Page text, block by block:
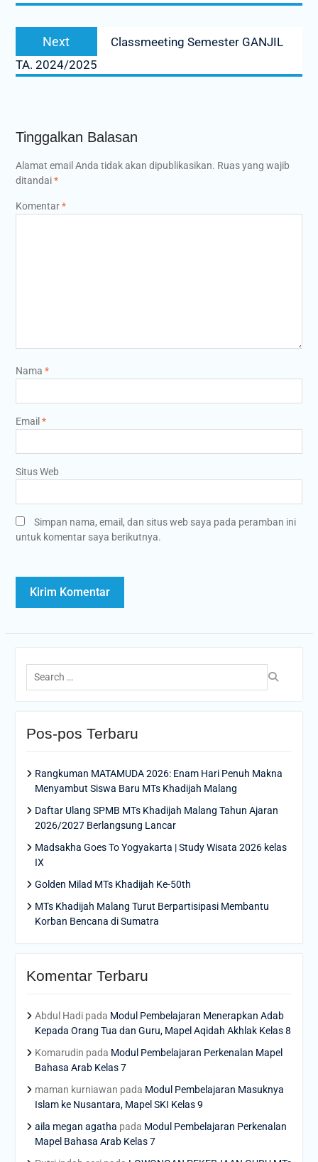
Next
Next
post:
Classmeeting Semester GANJIL
TA. 2024/2025
Tinggalkan Balasan
Alamat email Anda tidak akan dipublikasikan. Ruas yang wajib
ditandai*
Komentar*
Nama *
Email *
Situs Web
Simpan nama, email, dan situs web saya pada peramban ini
untuk komentar saya berikutnya.
Search
for:
Pos-pos Terbaru
Rangkuman MATAMUDA 2026: Enam Hari Penuh Makna
Menyambut Siswa Baru MTs Khadijah Malang
Daftar Ulang SPMB MTs Khadijah Malang Tahun Ajaran
2026/2027 Berlangsung Lancar
Madsakha Goes To Yogyakarta | Study Wisata 2026 kelas
IX
Golden Milad MTs Khadijah Ke-50th
MTs Khadijah Malang Turut Berpartisipasi Membantu
Korban Bencana di Sumatra
Komentar Terbaru
Abdul Hadipada Modul Pembelajaran Menerapkan Adab
Kepada Orang Tua dan Guru, Mapel Aqidah Akhlak Kelas 8
Komarudin pada Modul Pembelajaran Perkenalan Mapel
Bahasa Arab Kelas 7
maman kurniawan pada Modul Pembelajaran Masuknya
Islam ke Nusantara, Mapel SKI Kelas 9
aila megan agatha pada Modul Pembelajaran Perkenalan
Mapel Bahasa Arab Kelas 7